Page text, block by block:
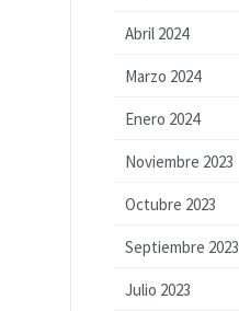
Abril 2024
Marzo 2024
Enero 2024
Noviembre 2023
Octubre 2023
Septiembre 2023
Julio 2023